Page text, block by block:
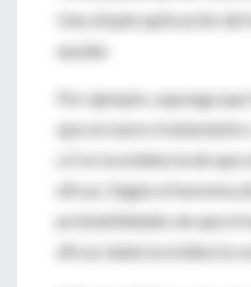
Una simple aplicación
ayudar.
Por ejemplo, suponga
que un nuevo
y E es la evidencia de
eficaz. Según el teorema
probabilidades de que el
eficaz dada la evidencia